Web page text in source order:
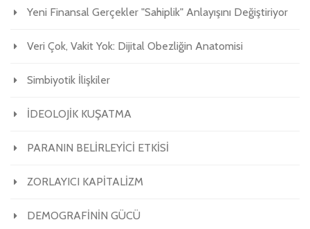
Yeni Finansal Gerçekler "Sahiplik" Anlayışını Değiştiriyor
Veri Çok, Vakit Yok: Dijital Obezliğin Anatomisi
Simbiyotik İlişkiler
İDEOLOJİK KUŞATMA
PARANIN BELİRLEYİCİ ETKİSİ
ZORLAYICI KAPİTALİZM
DEMOGRAFİNİN GÜCÜ